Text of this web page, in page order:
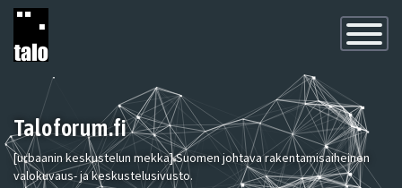
Toggle
Taloforum.fi
[urbaanin keskustelun mekka] Suomen johtava rakentamisaiheinen
valokuvaus- ja keskustelusivusto.